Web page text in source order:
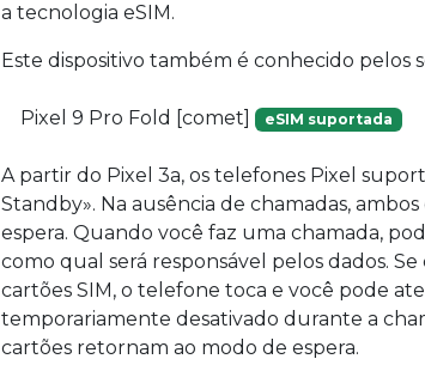
a tecnologia eSIM.
Este dispositivo também é conhecido pelos
Pixel 9 Pro Fold [comet] eSIM suportada
A partir do Pixel 3a, os telefones Pixel
Standby». Na ausência de chamadas,
espera. Quando você faz uma chamada,
como qual será responsável pelos dados.
cartões SIM, o telefone toca e você pode
temporariamente desativado durante a
cartões retornam ao modo de espera.